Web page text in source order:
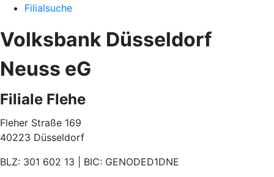
Filialsuche
Volksbank Düsseldorf
Neuss eG
Filiale Flehe
Fleher Straße 169
40223 Düsseldorf
BLZ: 301 602 13 | BIC: GENODED1DNE